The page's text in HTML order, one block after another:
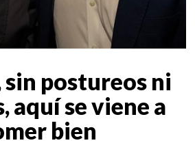
sin postureos ni
aquí se viene a
bien